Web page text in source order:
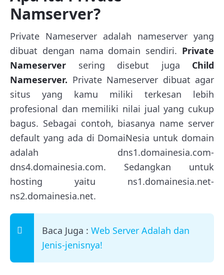
Namserver?
Private Nameserver adalah nameserver yang
dibuat dengan nama domain sendiri. Private
Nameserver sering disebut juga Child
Nameserver. Private Nameserver dibuat agar
situs yang kamu miliki terkesan lebih
profesional dan memiliki nilai jual yang cukup
bagus. Sebagai contoh, biasanya name server
default yang ada di DomaiNesia untuk domain
adalah dns1.domainesia.com-
dns4.domainesia.com. Sedangkan untuk
hosting yaitu ns1.domainesia.net-
ns2.domainesia.net.
Baca Juga : Web Server Adalah dan
Jenis-jenisnya!